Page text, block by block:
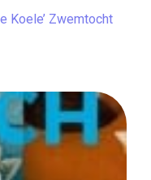
Koele’ Zwemtocht